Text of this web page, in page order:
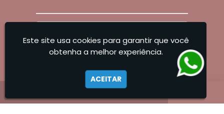
Dentadura de Porcelana Dentadura Móvel Preço
Sangoleti Odontologia - Estética Dental e
Este site usa cookies para garantir que você
obtenha a melhor experiência.
ACEITAR